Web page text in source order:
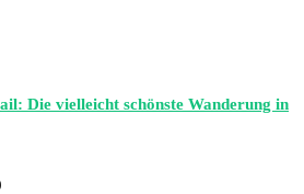
Die vielleicht schönste Wanderung in